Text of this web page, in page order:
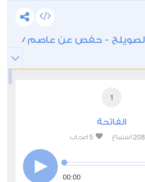
الصويلح - حفص عن عاصم /
1
الفاتحة
استماع 5 اعجاب
00:00